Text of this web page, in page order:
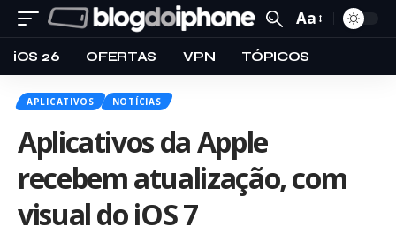
Aa
iOS 26 OFERTAS VPN TÓPICOS
APLICATIVOS NOTÍCIAS
Aplicativos da Apple
recebem atualização, com
visual do iOS 7